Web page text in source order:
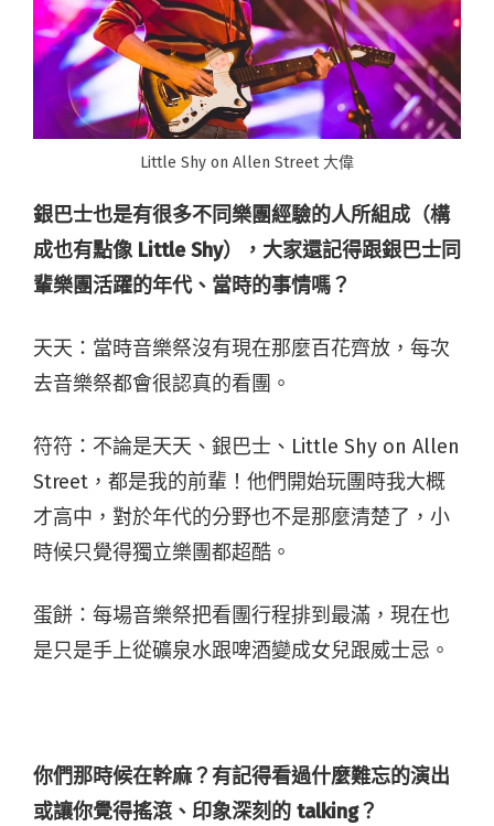
Little Shy on Allen Street 大偉
銀巴士也是有很多不同樂團經驗的人所組成（構
成也有點像 Little Shy），大家還記得跟銀巴士同
輩樂團活躍的年代、當時的事情嗎？
天天：當時音樂祭沒有現在那麼百花齊放，每次
去音樂祭都會很認真的看團。
符符：不論是天天、銀巴士、Little Shy on Allen
Street，都是我的前輩！他們開始玩團時我大概
才高中，對於年代的分野也不是那麼清楚了，小
時候只覺得獨立樂團都超酷。
蛋餅：每場音樂祭把看團行程排到最滿，現在也
是只是手上從礦泉水跟啤酒變成女兒跟威士忌。
你們那時候在幹麻？有記得看過什麼難忘的演出
或讓你覺得搖滾、印象深刻的 talking？